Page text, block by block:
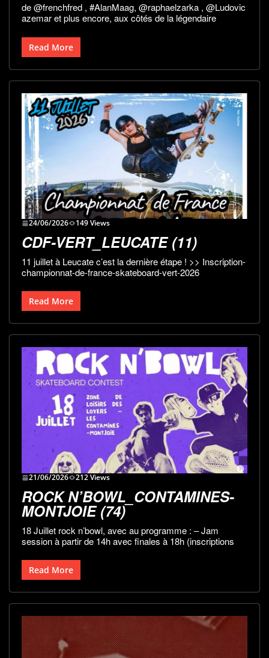
de @frenchfred , #AlanMaag, @raphaelzarka , @Ludovic
azemar et plus encore, aux côtés de la légendaire
Read More
24/06/2026 149 Views
CDF-VERT_LEUCATE (11)
11 juillet à Leucate c’est la dernière étape ! >> Inscription-
championnat-de-france-skateboard-vert-2026
Read More
21/06/2026 212 Views
ROCK N’BOWL_CONTAMINES-
MONTJOIE (74)
18 Juillet rock n’bowl, avec au programme : – Jam
session à partir de 14h avec finales à 18h (inscriptions
Read More